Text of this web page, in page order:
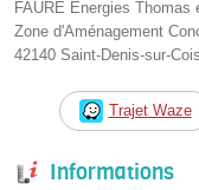
FAURE Énergies Thomas
Zone d'Aménagement
42140 Saint-Denis-sur-
Trajet Waze
Informations